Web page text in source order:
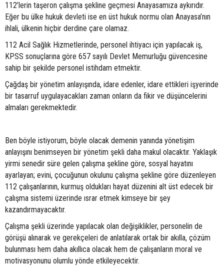
112’lerin taşeron çalışma şekline geçmesi Anayasamıza aykırıdır.
Eğer bu ülke hukuk devleti ise en üst hukuk normu olan Anayasa’nın
ihlali, ülkenin hiçbir derdine çare olamaz.
112 Acil Sağlık Hizmetlerinde, personel ihtiyacı için yapılacak iş,
KPSS sonuçlarına göre 657 sayılı Devlet Memurluğu güvencesine
sahip bir şekilde personel istihdam etmektir.
Çağdaş bir yönetim anlayışında, idare edenler, idare ettikleri işyerinde
bir tasarruf uygulayacakları zaman onların da fikir ve düşüncelerini
almaları gerekmektedir.
Ben böyle istiyorum, böyle olacak demenin yanında yönetişim
anlayışını benimseyen bir yönetim şekli daha makul olacaktır. Yaklaşık
yirmi senedir süre gelen çalışma şekline göre, sosyal hayatını
ayarlayan; evini, çocuğunun okulunu çalışma şekline göre düzenleyen
112 çalışanlarının, kurmuş oldukları hayat düzenini alt üst edecek bir
çalışma sistemi üzerinde ısrar etmek kimseye bir şey
kazandırmayacaktır.
Çalışma şekli üzerinde yapılacak olan değişiklikler, personelin de
görüşü alınarak ve gerekçeleri de anlatılarak ortak bir akılla, çözüm
bulunması hem daha akıllıca olacak hem de çalışanların moral ve
motivasyonunu olumlu yönde etkileyecektir.